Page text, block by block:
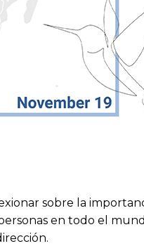
sobre la
en todo el